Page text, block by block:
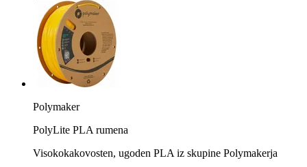
Polymaker
PolyLite PLA rumena
Visokokakovosten, ugoden PLA iz skupine Polymakerja